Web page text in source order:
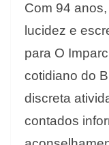
Com 94
lucidez e
para O
cotidiano do
discreta
contados